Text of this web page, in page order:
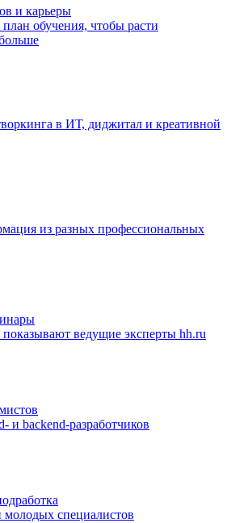
и карьеры
обучения, чтобы расти
в ИТ, диджитал и креативной
из разных профессиональных
ведущие эксперты hh.ru
и backend-разработчиков
молодых специалистов